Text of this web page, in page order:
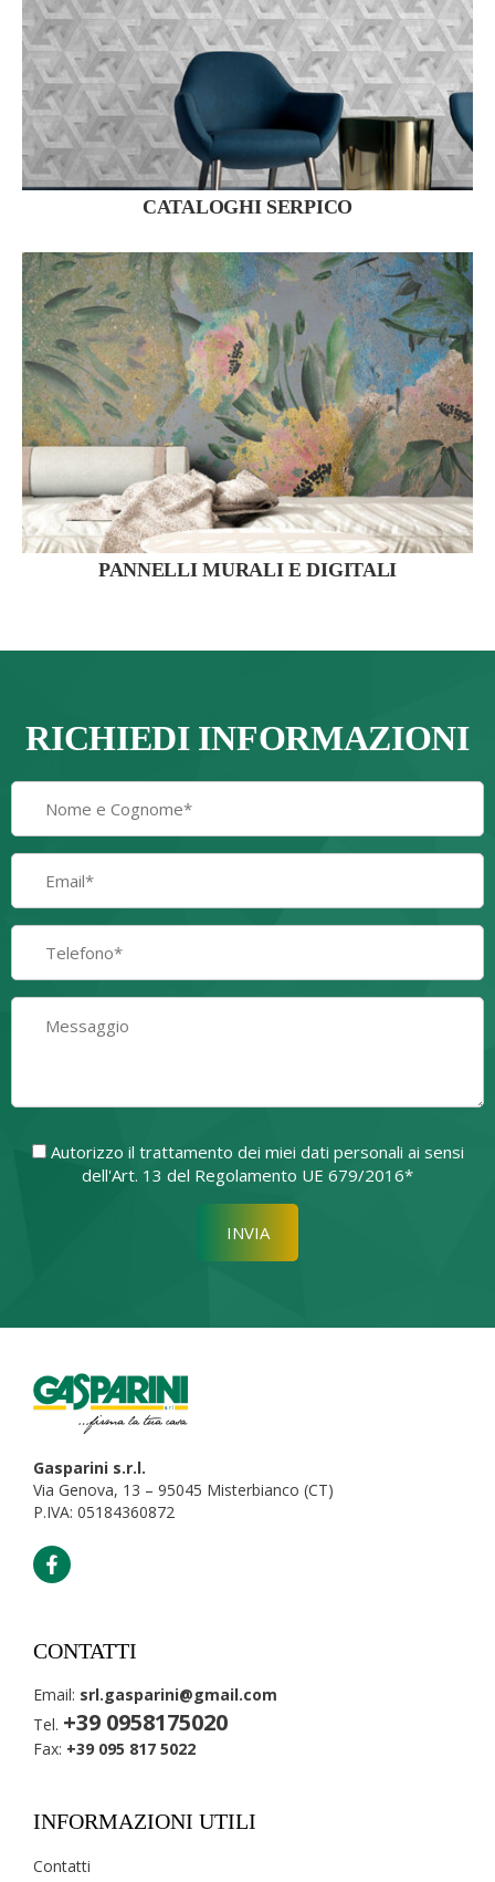
CATALOGHI SERPICO
PANNELLI MURALI E DIGITALI
RICHIEDI INFORMAZIONI
Autorizzo il trattamento dei miei dati personali ai sensi
dell'Art. 13 del Regolamento UE 679/2016*
Si prega di lasciare vuoto
Gasparini s.r.l.
Via Genova, 13 – 95045 Misterbianco (CT)
P.IVA: 05184360872
CONTATTI
Email: srl.gasparini@gmail.com
Tel. +39 0958175020
Fax: +39 095 817 5022
INFORMAZIONI UTILI
Contatti